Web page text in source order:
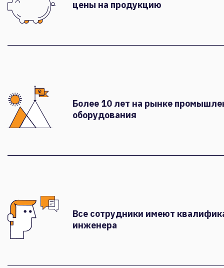
цены на продукцию
Более 10 лет на рынке
оборудования
Все сотрудники имеют
инженера